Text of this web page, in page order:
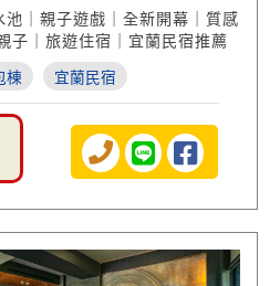
｜親子遊戲｜全新開幕｜質感
子｜旅遊住宿｜宜蘭民宿推薦
棟 宜蘭民宿